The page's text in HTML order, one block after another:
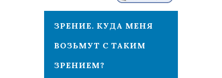
ЗРЕНИЕ. КУДА МЕНЯ
ВОЗЬМУТ С ТАКИМ
ЗРЕНИЕМ?